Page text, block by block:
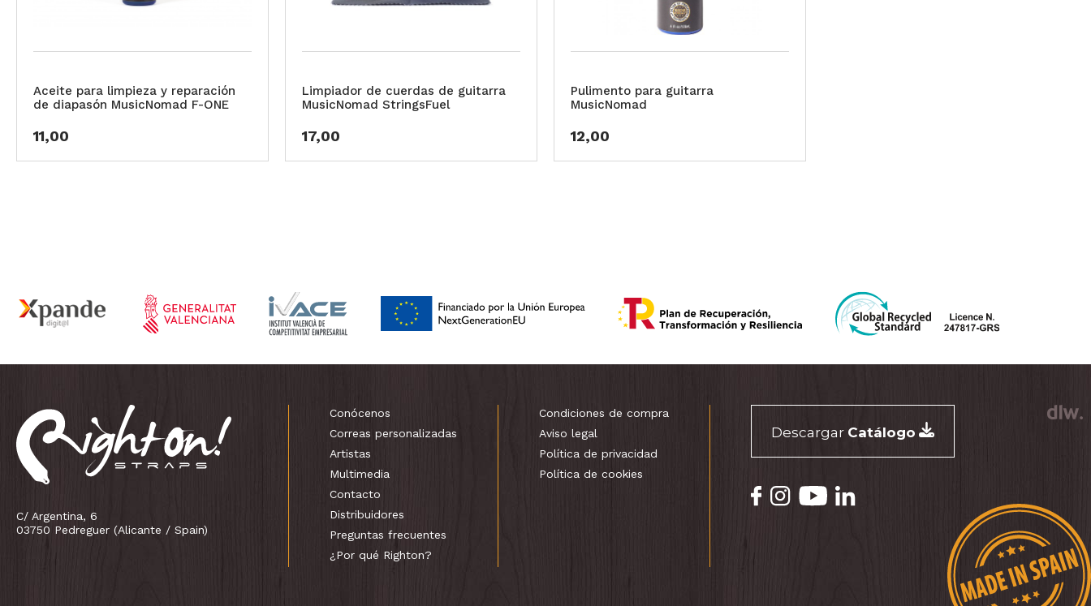
Aceite para limpieza y reparación
de diapasón MusicNomad F-ONE
11,00
Limpiador de cuerdas de guitarra
MusicNomad StringsFuel
17,00
Pulimento para guitarra
MusicNomad
12,00
C/ Argentina, 6
03750 Pedreguer (Alicante / Spain)
Conócenos
Correas personalizadas
Artistas
Multimedia
Contacto
Distribuidores
Preguntas frecuentes
¿Por qué Righton?
Condiciones de compra
Aviso legal
Política de privacidad
Política de cookies
Descargar Catálogo